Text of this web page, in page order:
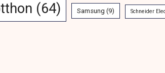
(64) Samsung (9) Schneider